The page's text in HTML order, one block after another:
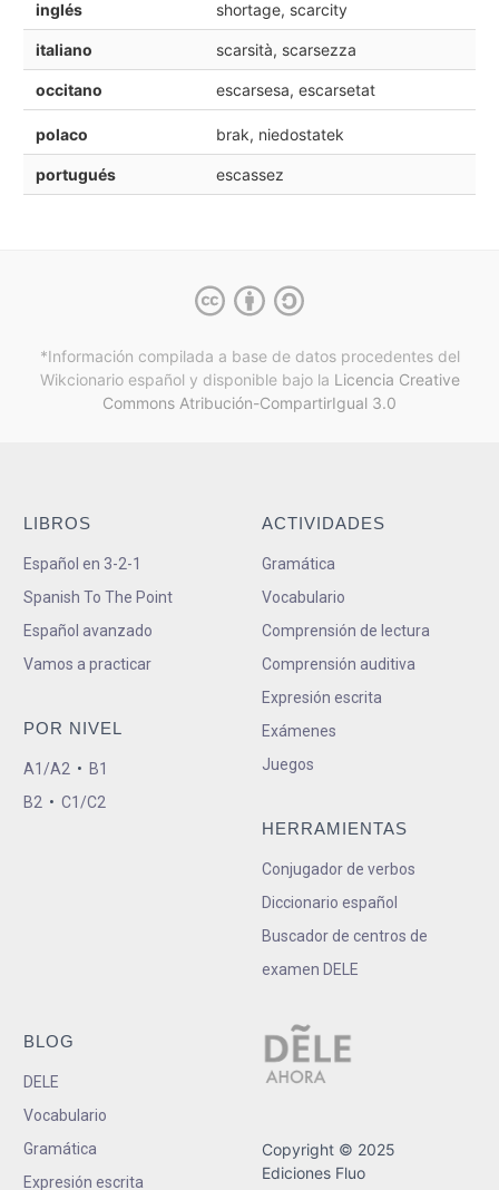
inglés shortage, scarcity
italiano scarsità, scarsezza
occitano escarsesa, escarsetat
polaco brak, niedostatek
portugués escassez
*Información compilada a base de datos procedentes del
Wikcionario español y disponible bajo la Licencia Creative
Commons Atribución-CompartirIgual 3.0
LIBROS
Español en 3-2-1
Spanish To The Point
Español avanzado
Vamos a practicar
POR NIVEL
A1/A2 • B1
B2 • C1/C2
ACTIVIDADES
Gramática
Vocabulario
Comprensión de lectura
Comprensión auditiva
Expresión escrita
Exámenes
Juegos
HERRAMIENTAS
Conjugador de verbos
Diccionario español
Buscador de centros de
examen DELE
BLOG
DELE
Vocabulario
Gramática
Expresión escrita
Copyright © 2025
Ediciones Fluo